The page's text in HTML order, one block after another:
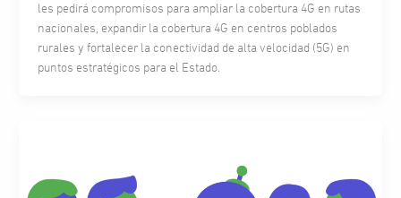
les pedirá compromisos para ampliar la cobertura 4G en rutas
nacionales, expandir la cobertura 4G en centros poblados
rurales y fortalecer la conectividad de alta velocidad (5G) en
puntos estratégicos para el Estado.